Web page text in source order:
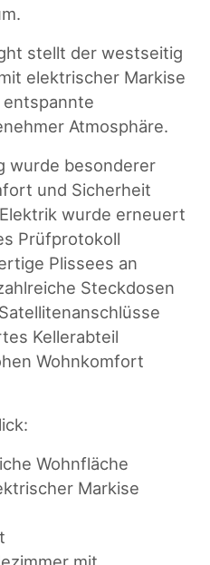
stellt der westseitig
elektrischer Markise
entspannte
Atmosphäre.
wurde besonderer
und Sicherheit
wurde erneuert
Prüfprotokoll
Plissees an
Steckdosen
Kellerabteil
Wohnkomfort
Wohnfläche
Markise